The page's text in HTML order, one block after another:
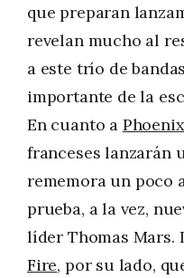
que preparan
revelan mucho al
a este trío de
importante de la
En cuanto a Phoenix
franceses lanzarán
rememora un poco
prueba, a la vez,
líder Thomas Mars.
Fire, por su lado,